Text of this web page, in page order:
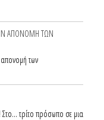
ΑΠΟΝΟΜΗ ΤΩΝ
απονομή των
Στο... τρίτο πρόσωπο σε μια